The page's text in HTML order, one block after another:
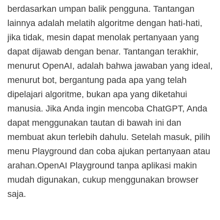
berdasarkan umpan balik pengguna. Tantangan
lainnya adalah melatih algoritme dengan hati-hati,
jika tidak, mesin dapat menolak pertanyaan yang
dapat dijawab dengan benar. Tantangan terakhir,
menurut OpenAI, adalah bahwa jawaban yang ideal,
menurut bot, bergantung pada apa yang telah
dipelajari algoritme, bukan apa yang diketahui
manusia. Jika Anda ingin mencoba ChatGPT, Anda
dapat menggunakan tautan di bawah ini dan
membuat akun terlebih dahulu. Setelah masuk, pilih
menu Playground dan coba ajukan pertanyaan atau
arahan.OpenAI Playground tanpa aplikasi makin
mudah digunakan, cukup menggunakan browser
saja.